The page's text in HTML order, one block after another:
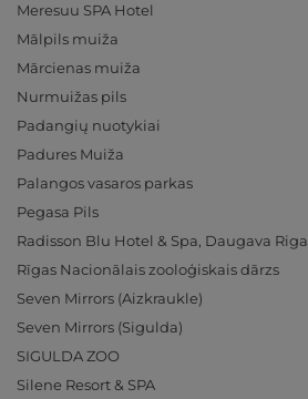
Meresuu SPA Hotel
Mālpils muiža
Mārcienas muiža
Nurmuižas pils
Padangių nuotykiai
Padures Muiža
Palangos vasaros parkas
Pegasa Pils
Radisson Blu Hotel & Spa, Daugava Riga
Rīgas Nacionālais zooloģiskais dārzs
Seven Mirrors (Aizkraukle)
Seven Mirrors (Sigulda)
SIGULDA ZOO
Silene Resort & SPA